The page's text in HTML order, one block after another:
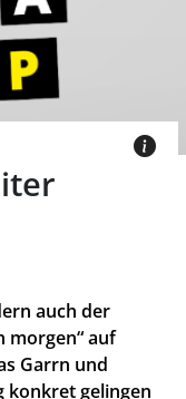
auch der
morgen“ auf
Garrn und
konkret gelingen